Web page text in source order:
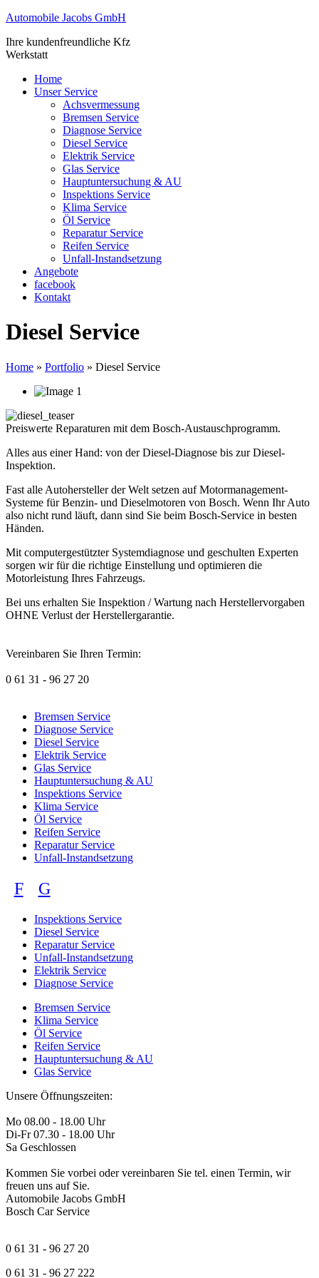
Automobile Jacobs GmbH
Ihre kundenfreundliche Kfz
Werkstatt
Home
Unser Service
Achsvermessung
Bremsen Service
Diagnose Service
Diesel Service
Elektrik Service
Glas Service
Hauptuntersuchung & AU
Inspektions Service
Klima Service
Öl Service
Reparatur Service
Reifen Service
Unfall-Instandsetzung
Angebote
facebook
Kontakt
Diesel Service
Home » Portfolio » Diesel Service
Preiswerte Reparaturen mit dem Bosch-Austauschprogramm.
Alles aus einer Hand: von der Diesel-Diagnose bis zur Diesel-
Inspektion.
Fast alle Autohersteller der Welt setzen auf Motormanagement-
Systeme für Benzin- und Dieselmotoren von Bosch. Wenn Ihr Auto
also nicht rund läuft, dann sind Sie beim Bosch-Service in besten
Händen.
Mit computergestützter Systemdiagnose und geschulten Experten
sorgen wir für die richtige Einstellung und optimieren die
Motorleistung Ihres Fahrzeugs.
Bei uns erhalten Sie Inspektion / Wartung nach Herstellervorgaben
OHNE Verlust der Herstellergarantie.
Vereinbaren Sie Ihren Termin:
0 61 31 - 96 27 20
Bremsen Service
Diagnose Service
Diesel Service
Elektrik Service
Glas Service
Hauptuntersuchung & AU
Inspektions Service
Klima Service
Öl Service
Reifen Service
Reparatur Service
Unfall-Instandsetzung
F G
Inspektions Service
Diesel Service
Reparatur Service
Unfall-Instandsetzung
Elektrik Service
Diagnose Service
Bremsen Service
Klima Service
Öl Service
Reifen Service
Hauptuntersuchung & AU
Glas Service
Unsere Öffnungszeiten:
Mo 08.00 - 18.00 Uhr
Di-Fr 07.30 - 18.00 Uhr
Sa Geschlossen
Kommen Sie vorbei oder vereinbaren Sie tel. einen Termin, wir
freuen uns auf Sie.
Automobile Jacobs GmbH
Bosch Car Service
0 61 31 - 96 27 20
0 61 31 - 96 27 222